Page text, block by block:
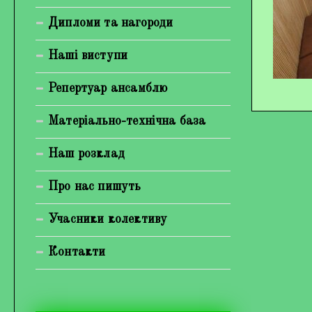
Богуненко Денис Олександрович
Гірієнко Ірина Михайлівна
Відеогалерея
Фотогалерея
Дипломи та нагороди
Наші виступи
Репертуар ансамблю
Матеріально-технічна база
Наш розклад
Про нас пишуть
Учасники колективу
Контакти